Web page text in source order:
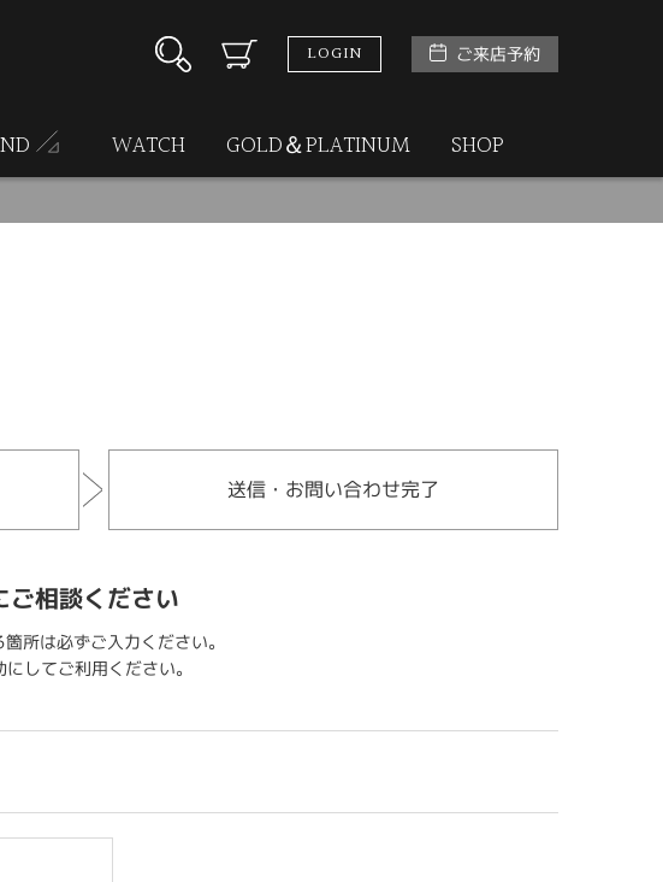
LOGIN ご来店予約
WATCH GOLD＆PLATINUM SHOP
送信・お問い合わせ完了
ご相談ください
所は必ずご入力ください。
してご利用ください。